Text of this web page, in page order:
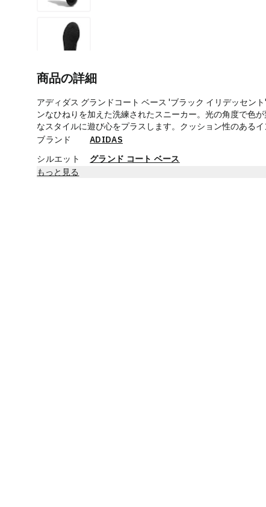
商品の詳細
アディダス グランドコート ベース 'ブラック イリデッセン
ンなひねりを加えた洗練されたスニーカー。光の角度で色
なスタイルに遊び心をプラスします。クッション性のある
ブランド
ADIDAS
シルエット
グランド コート ベース
もっと見る